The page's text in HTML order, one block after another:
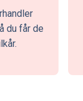
du får de